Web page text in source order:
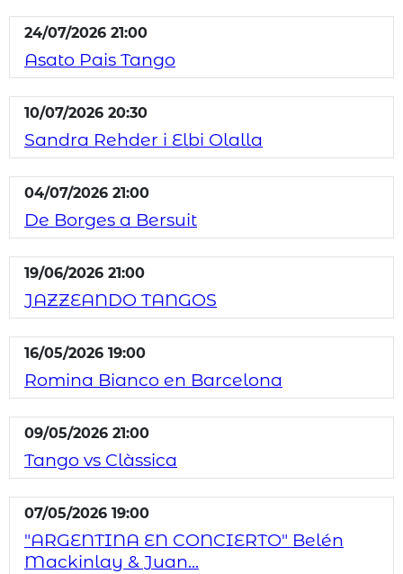
24/07/2026 21:00
Asato Pais Tango
10/07/2026 20:30
Sandra Rehder i Elbi Olalla
04/07/2026 21:00
De Borges a Bersuit
19/06/2026 21:00
JAZZEANDO TANGOS
16/05/2026 19:00
Romina Bianco en Barcelona
09/05/2026 21:00
Tango vs Clàssica
07/05/2026 19:00
"ARGENTINA EN CONCIERTO" Belén
Mackinlay & Juan...